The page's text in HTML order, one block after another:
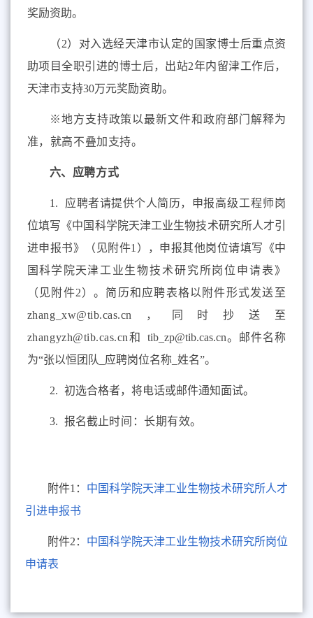
奖励资助。
（2）对入选经天津市认定的国家博士后重点资
助项目全职引进的博士后，出站2年内留津工作后，
天津市支持30万元奖励资助。
※地方支持政策以最新文件和政府部门解释为
准，就高不叠加支持。
六、应聘方式
1. 应聘者请提供个人简历， 申报高级工程师岗
位填写《中国科学院天津工业生物技术研究所人才引
进申报书》（见附件1 ），申报其他岗位请填写《中
国科学院天津工业生物技术研究所岗位申请表》
（见附件2）。简历和应聘表格以附件形式发送至
zhang_xw@tib.cas.cn
，
同时抄送至
zhangyzh@tib.cas.cn和tib_zp@tib.cas.cn。邮件名称
为“张以恒团队
应聘岗位名称 姓名”。
2.初选合格者，将电话或邮件通知面试。
3.报名截止时间：长期有效。
附件1： 中国科学院天津工业生物技术研究所人才
引进申报书
附件2： 中国科学院天津工业生物技术研究所岗位
申请表